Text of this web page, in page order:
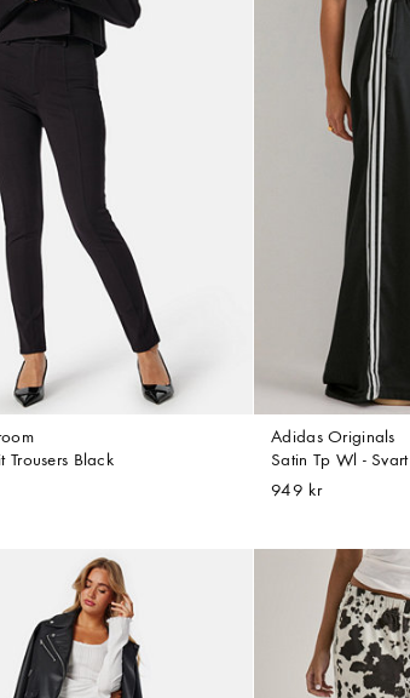
Trousers Black
Adidas Originals
Satin Tp Wl - Svart
949 kr